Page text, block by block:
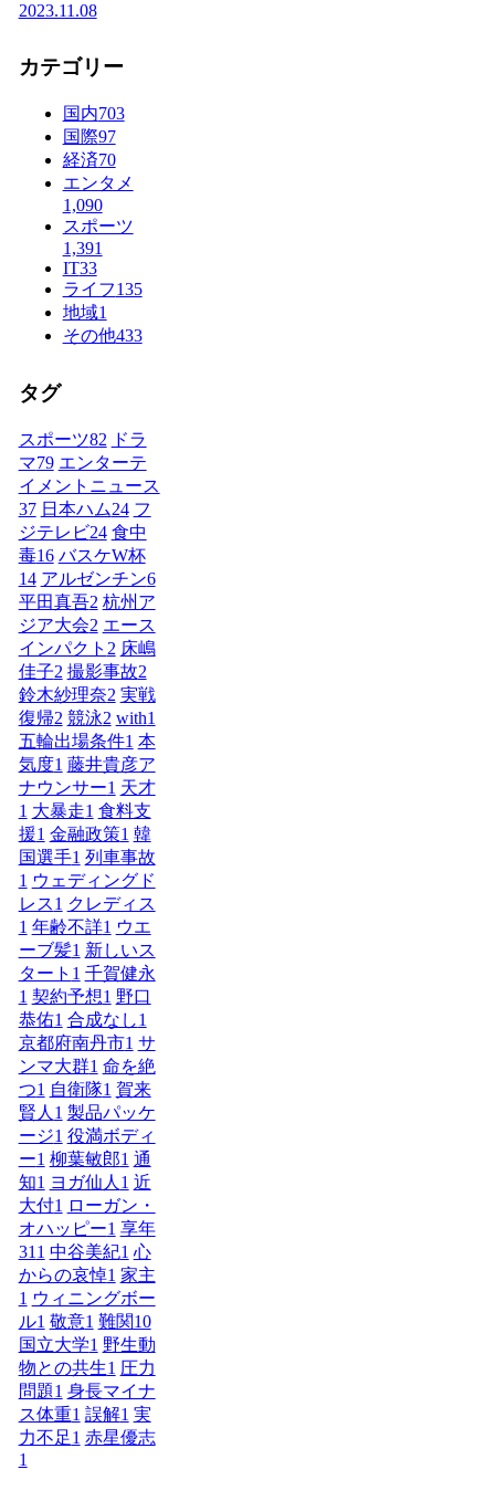
2023.11.08
カテゴリー
国内703
国際97
経済70
エンタメ
1,090
スポーツ
1,391
IT33
ライフ135
地域1
その他433
タグ
スポーツ82 ドラ
マ79 エンターテ
イメントニュース
37 日本ハム24 フ
ジテレビ24 食中
毒16 バスケW杯
14 アルゼンチン6
平田真吾2 杭州ア
ジア大会2 エース
インパクト 2 床嶋
佳子2 撮影事故2
鈴木紗理奈2 実戦
復帰2 競泳2 with1
五輪出場条件1 本
気度1 藤井貴彦ア
ナウンサー1 天才
1 大暴走1 食料支
援1 金融政策1 韓
国選手1 列車事故
1 ウェディングド
レス1 クレディス
1 年齢不詳1 ウエ
ーブ髪1 新しいス
タート 1 千賀健永
1 契約予想1 野口
恭佑1 合成なし1
京都府南丹市1 サ
ンマ大群1 命を絶
つ1 自衛隊1 賀来
賢人 1 製品パッケ
ージ1 役満ボディ
ー1 柳葉敏郎1 通
知1 ヨガ仙人 1 近
大付1 ローガン・
オハッピー1 享年
31 1 中谷美紀1 心
からの哀悼1 家主
1 ウィニングボー
ル1 敬意1 難関10
国立大学1 野生動
物との共生1 圧力
問題1 身長マイナ
ス体重1 誤解1 実
力不足1 赤星優志
1